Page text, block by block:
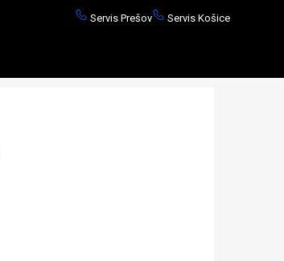
Servis Prešov Servis Košice